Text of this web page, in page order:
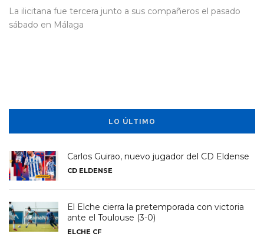
La ilicitana fue tercera junto a sus compañeros el pasado
sábado en Málaga
LO ÚLTIMO
Carlos Guirao, nuevo jugador del CD Eldense
CD ELDENSE
El Elche cierra la pretemporada con victoria
ante el Toulouse (3-0)
ELCHE CF